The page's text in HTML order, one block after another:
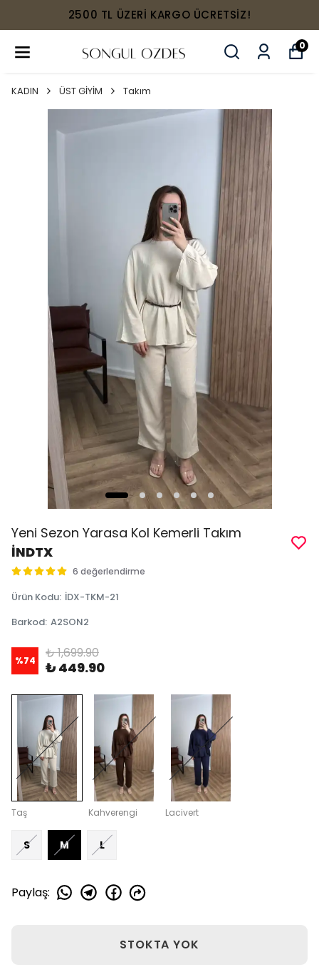
2500 TL ÜZERİ KARGO ÜCRETSİZ!
0
KADIN ÜST GİYİM Takım
Yeni Sezon Yarasa Kol Kemerli Takım
İNDTX
6 değerlendirme
Ürün Kodu: İDX-TKM-21
Barkod: A2SON2
%74 ₺ 1,699.90
₺ 449.90
Taş Kahverengi Lacivert
S M L
Paylaş:
STOKTA YOK